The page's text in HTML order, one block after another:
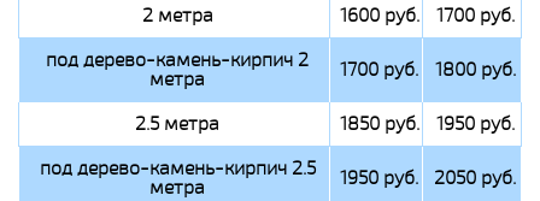
2 метра 1600 руб.
1700 руб.
под дерево-камень-кирпич 2
метра 1700 руб. 1800 руб.
2.5 метра 1850 руб.
1950 руб.
под дерево-камень-кирпич 2.5
метра 1950 руб. 2050 руб.